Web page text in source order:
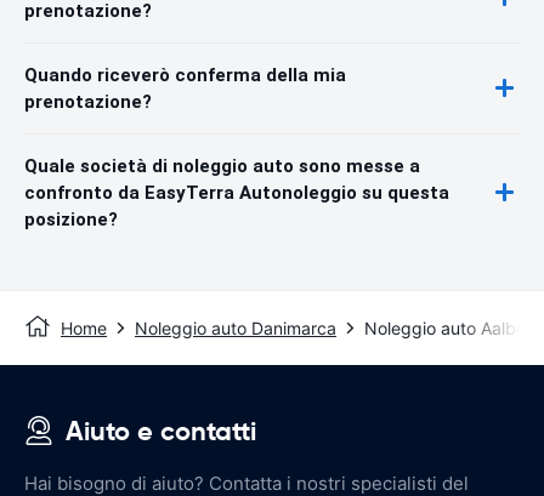
prenotazione?
Quando riceverò conferma della mia
prenotazione?
Quale società di noleggio auto sono messe a
confronto da EasyTerra Autonoleggio su questa
posizione?
Home Noleggio auto Danimarca Noleggio auto Aalborg
Aiuto e contatti
Hai bisogno di aiuto? Contatta i nostri specialisti del